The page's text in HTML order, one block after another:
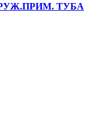
ТУБА